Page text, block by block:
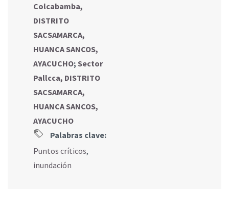
Colcabamba,
DISTRITO
SACSAMARCA,
HUANCA SANCOS,
AYACUCHO; Sector
Pallcca, DISTRITO
SACSAMARCA,
HUANCA SANCOS,
AYACUCHO
Palabras clave:
Puntos críticos,
inundación